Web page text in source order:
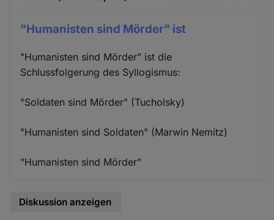
"Humanisten sind Mörder" ist
"Humanisten sind Mörder" ist die
Schlussfolgerung des Syllogismus:
"Soldaten sind Mörder" (Tucholsky)
"Humanisten sind Soldaten" (Marwin Nemitz)
"Humanisten sind Mörder"
Diskussion anzeigen